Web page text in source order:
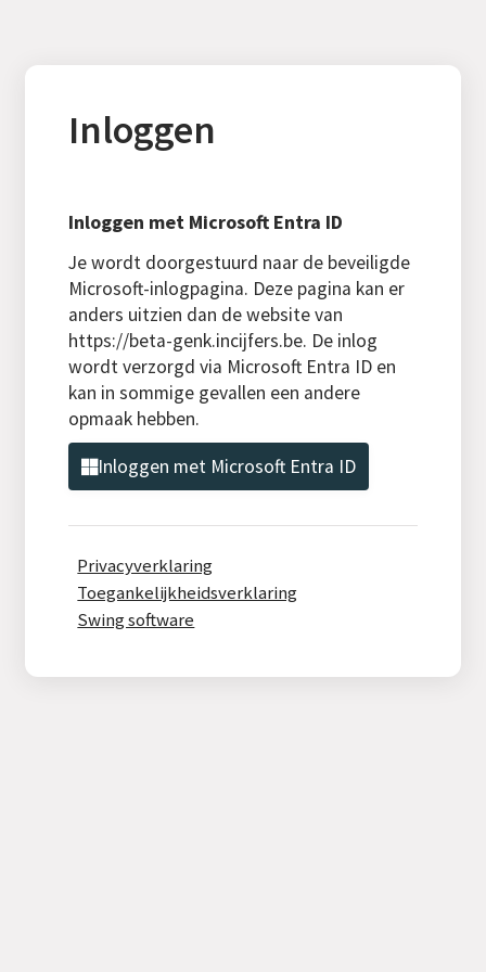
Inloggen
Inloggen met Microsoft Entra ID
Je wordt doorgestuurd naar de beveiligde
Microsoft-inlogpagina. Deze pagina kan er
anders uitzien dan de website van
https://beta-genk.incijfers.be. De inlog
wordt verzorgd via Microsoft Entra ID en
kan in sommige gevallen een andere
opmaak hebben.
Inloggen met Microsoft Entra ID
Privacyverklaring
Toegankelijkheidsverklaring
Swing software